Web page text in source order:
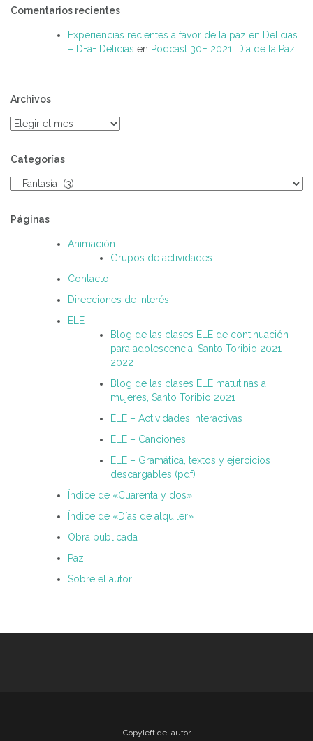
Comentarios recientes
Experiencias recientes a favor de la paz en Delicias
– D=a= Delicias en Podcast 30E 2021. Día de la Paz
Archivos
Archivos
Categorías
Categorías
Páginas
Animación
Grupos de actividades
Contacto
Direcciones de interés
ELE
Blog de las clases ELE de continuación
para adolescencia. Santo Toribio 2021-
2022
Blog de las clases ELE matutinas a
mujeres, Santo Toribio 2021
ELE – Actividades interactivas
ELE – Canciones
ELE – Gramática, textos y ejercicios
descargables (pdf)
Índice de «Cuarenta y dos»
Índice de «Días de alquiler»
Obra publicada
Paz
Sobre el autor
Copyleft del autor